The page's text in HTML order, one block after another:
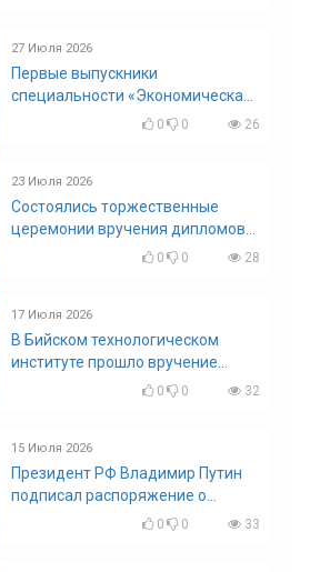
27 Июля 2026
Первые выпускники
специальности «Экономическая
0 0 26
23 Июля 2026
Состоялись торжественные
церемонии вручения дипломов
0 0 28
17 Июля 2026
В Бийском технологическом
институте прошло вручение
0 0 32
15 Июля 2026
Президент РФ Владимир Путин
подписал распоряжение о
поощрении граждан и трудовых
0 0 33